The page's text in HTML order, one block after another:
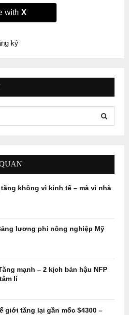
with X
ký
E
A
H
không vì kinh tế – mà vì nhà
lương phi nông nghiệp Mỹ
mạnh – 2 kịch bản hậu NFP
lí
giới tăng lại gần mốc $4300 –